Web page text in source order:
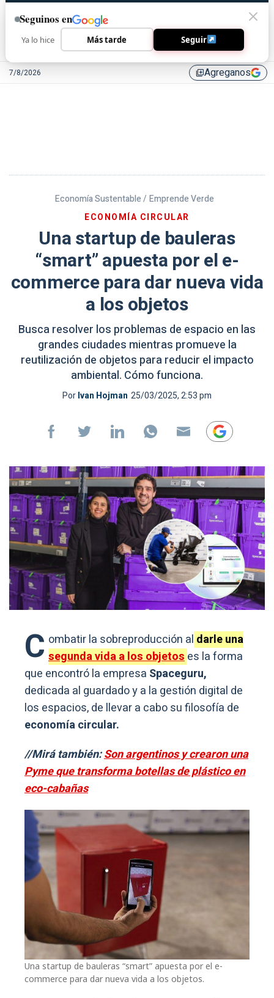
7/8/2026 library_addAgreganos
Economía Sustentable / Emprende Verde
ECONOMÍA CIRCULAR
Una startup de bauleras
“smart” apuesta por el e-
commerce para dar nueva vida
a los objetos
Busca resolver los problemas de espacio en las
grandes ciudades mientras promueve la
reutilización de objetos para reducir el impacto
ambiental. Cómo funciona.
PorIvan Hojman 25/03/2025, 2:53 pm
C ombatir la sobreproducción al darle una
segunda vida a los objetoses la forma
que encontró la empresa Spaceguru,
dedicada al guardado y a la gestión digital de
los espacios, de llevar a cabo su filosofía de
economía circular.
//Mirá también:Son argentinos y crearon una
Pyme que transforma botellas de plástico en
eco-cabañas
Una startup de bauleras “smart” apuesta por el e-
commerce para dar nueva vida a los objetos.
Seguinos en
Ya lo hice Más tarde Seguir